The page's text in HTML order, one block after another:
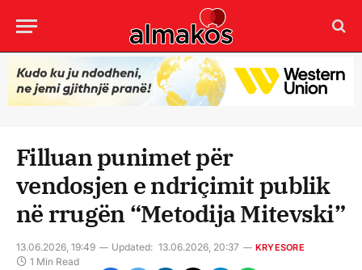
Filluan punimet për
vendosjen e ndriçimit publik
në rrugën “Metodija Mitevski”
13.06.2026, 19:49 Updated: 13.06.2026, 20:37 KRYESORE
1 Min Read